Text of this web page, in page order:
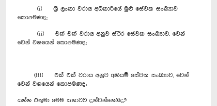
(i) ශ්‍රී ලංකා වරාය අධිකාරියේ මුළු සේවක සංඛ්‍යාව
කොපමණද;
(ii) එක් එක් වරාය අනුව ස්ථිර සේවක සංඛ්‍යාව, වෙන්
වෙන් වශයෙන් කොපමණද;
(iii) එක් එක් වරාය අනුව අනියම් සේවක සංඛ්‍යාව, වෙන්
වෙන් වශයෙන් කොපමණද;
යන්න එතුමා මෙම සභාවට දන්වන්නෙහිද?